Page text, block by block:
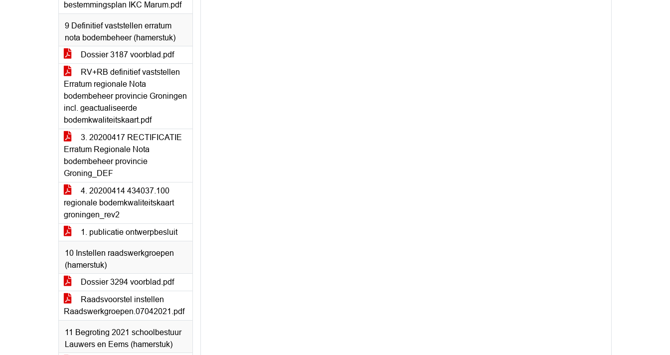
bestemmingsplan IKC Marum.pdf
9 Definitief vaststellen erratum
nota bodembeheer (hamerstuk)
Dossier 3187 voorblad.pdf
RV+RB definitief vaststellen
Erratum regionale Nota
bodembeheer provincie Groningen
incl. geactualiseerde
bodemkwaliteitskaart.pdf
3. 20200417 RECTIFICATIE
Erratum Regionale Nota
bodembeheer provincie
Groning_DEF
4. 20200414 434037.100
regionale bodemkwaliteitskaart
groningen_rev2
1. publicatie ontwerpbesluit
10 Instellen raadswerkgroepen
(hamerstuk)
Dossier 3294 voorblad.pdf
Raadsvoorstel instellen
Raadswerkgroepen.07042021.pdf
11 Begroting 2021 schoolbestuur
Lauwers en Eems (hamerstuk)